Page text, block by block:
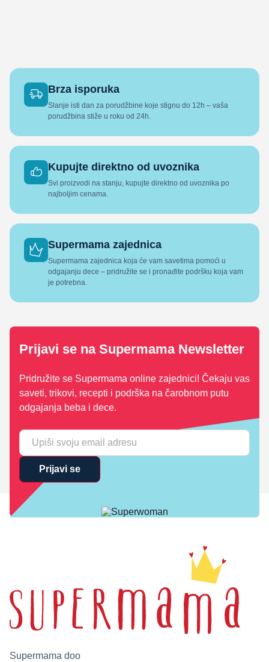
Brza isporuka
Slanje isti dan za porudžbine koje stignu do 12h – vaša
porudžbina stiže u roku od 24h.
Kupujte direktno od uvoznika
Svi proizvodi na stanju, kupujte direktno od uvoznika po
najboljim cenama.
Supermama zajednica
Supermama zajednica koja će vam savetima pomoći u
odgajanju dece – pridružite se i pronađite podršku koja vam
je potrebna.
Prijavi se na Supermama Newsletter
Pridružite se Supermama online zajednici! Čekaju vas
saveti, trikovi, recepti i podrška na čarobnom putu
odgajanja beba i dece.
Prijavi se
Supermama doo